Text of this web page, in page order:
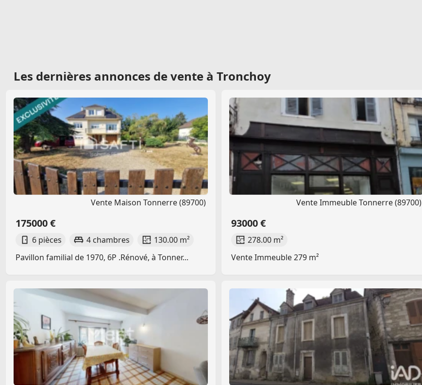
Les dernières annonces de vente à Tronchoy
Vente Maison Tonnerre (89700)
175000 €
6 pièces 4 chambres
130.00 m²
Pavillon familial de 1970, 6P .Rénové, à Tonner...
Vente Immeuble Tonnerre (89700)
93000 €
278.00 m²
Vente Immeuble 279 m²